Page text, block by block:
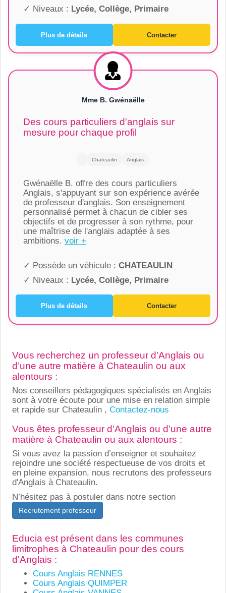
✓ Niveaux : Lycée, Collège, Primaire
Plus de détails Contacter
Mme B. Gwénaëlle
Des cours particuliers d'anglais sur
mesure pour chaque profil
Chateaulin Anglais
Gwénaëlle B. offre des cours particuliers
Anglais, s'appuyant sur son expérience avérée
de professeur d'anglais. Son enseignement
personnalisé permet à chacun de cibler ses
objectifs et de progresser à son rythme, pour
une maîtrise de l'anglais adaptée à ses
ambitions. voir +
✓ Possède un véhicule : CHATEAULIN
✓ Niveaux : Lycée, Collège, Primaire
Plus de détails Contacter
Vous recherchez un professeur d'Anglais ou
d’une autre matière à Chateaulin ou aux
alentours :
Nos conseillers pédagogiques spécialisés en Anglais
sont à votre écoute pour une mise en relation simple
et rapide sur Chateaulin , Contactez-nous
Vous êtes professeur d'Anglais ou d’une autre
matière à Chateaulin ou aux alentours :
Si vous avez la passion d’enseigner et souhaitez
rejoindre une société respectueuse de vos droits et
en pleine expansion, nous recrutons des professeurs
d'Anglais à Chateaulin.
N’hésitez pas à postuler dans notre section
Recrutement professeur
Educia est présent dans les communes
limitrophes à Chateaulin pour des cours
d'Anglais :
Cours Anglais RENNES
Cours Anglais QUIMPER